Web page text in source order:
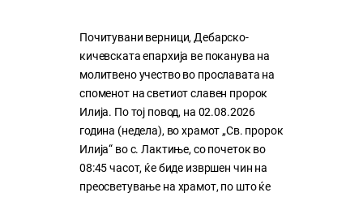
Почитувани верници, Дебарско-
кичевската епархија ве поканува на
молитвено учество во прославата на
споменот на светиот славен пророк
Илија. По тој повод, на 02.08.2026
година (недела), во храмот „Св. пророк
Илија“ во с. Лактиње, со почеток во
08:45 часот, ќе биде извршен чин на
преосветување на храмот, по што ќе